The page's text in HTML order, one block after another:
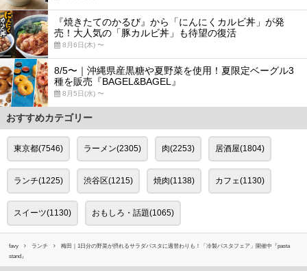
『焼きたてのかるび』から「にんにくカルビ丼」が発
売！大人気の「豚カルビ丼」も待望の復活
8月6日(木) 〜
8/5〜｜沖縄県産黒糖や夏野菜を使用！夏限定ベーグル3
種を販売『BAGEL&BAGEL』
8月5日(水) 〜
おすすめカテゴリー
東京都(7546) ラーメン(2305) 肉(2253) 居酒屋(1804)
ランチ(1225) 渋谷区(1215) 焼肉(1138) カフェ(1130)
スイーツ(1130) おもしろ・話題(1065)
favy ランチ
梅田｜1日分の野菜が摂れるサラダパスタに週替わりも！「冷製パスタフェア」開催中『pasta
stand』